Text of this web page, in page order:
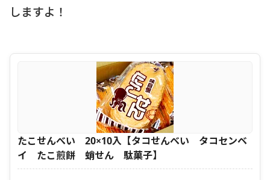
しますよ！
たこせんべい 20×10入【タコせんべい タコセンベ
イ たこ煎餅 蛸せん 駄菓子】